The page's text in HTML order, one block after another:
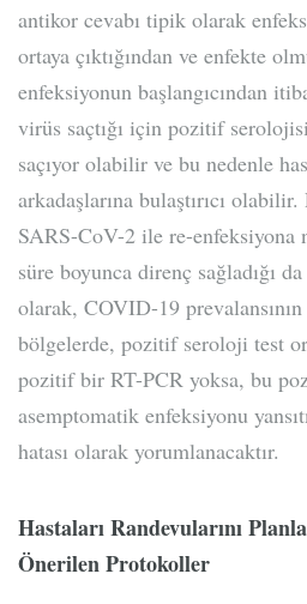
antikor cevabı tipik olarak
ortaya çıktığından ve enfekte
enfeksiyonun başlangıcından
virüs saçtığı için pozitif
saçıyor olabilir ve bu nedenle
arkadaşlarına bulaştırıcı
SARS-CoV-2 ile re-enfeksiyona
süre boyunca direnç sağladığı
olarak, COVID-19
bölgelerde, pozitif seroloji test
pozitif bir RT-PCR yoksa, bu
asemptomatik enfeksiyonu
hatası olarak yorumlanacaktır.
Hastaları Randevularını
Önerilen Protokoller